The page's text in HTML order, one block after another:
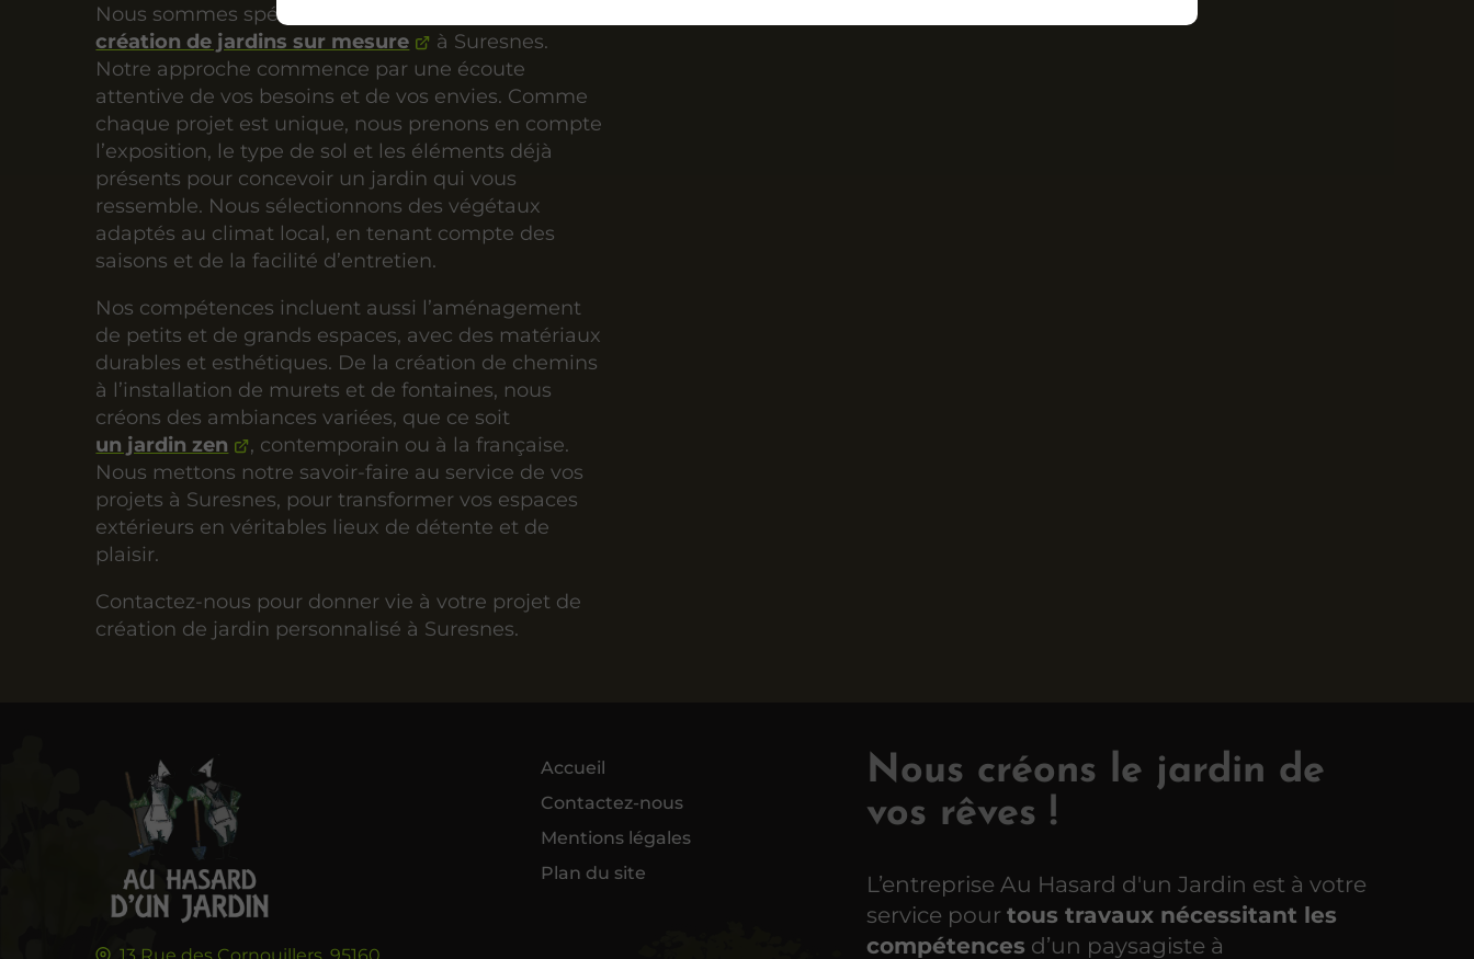
Nous sommes spécialisés dans la
création de jardins sur mesure
à Suresnes.
Notre approche commence par une écoute
attentive de vos besoins et de vos envies. Comme
chaque projet est unique, nous prenons en compte
l’exposition, le type de sol et les éléments déjà
présents pour concevoir un jardin qui vous
ressemble. Nous sélectionnons des végétaux
adaptés au climat local, en tenant compte des
saisons et de la facilité d’entretien.
Nos compétences incluent aussi l’aménagement
de petits et de grands espaces, avec des matériaux
durables et esthétiques. De la création de chemins
à l’installation de murets et de fontaines, nous
créons des ambiances variées, que ce soit
un jardin zen
, contemporain ou à la française.
Nous mettons notre savoir-faire au service de vos
projets à Suresnes, pour transformer vos espaces
extérieurs en véritables lieux de détente et de
plaisir.
Contactez-nous pour donner vie à votre projet de
création de jardin personnalisé à Suresnes.
Accueil
Contactez-nous
Mentions légales
Plan du site
Nous créons le jardin de
vos rêves !
L’entreprise Au Hasard d'un Jardin est à votre
service pourtous travaux nécessitant les
compétences d’un paysagiste à